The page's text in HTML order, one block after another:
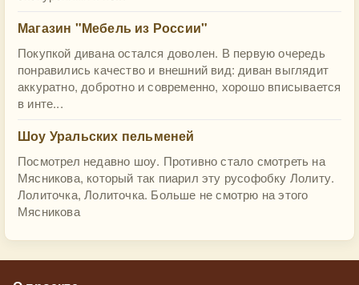
Магазин "Мебель из России"
Покупкой дивана остался доволен. В первую очередь
понравились качество и внешний вид: диван выглядит
аккуратно, добротно и современно, хорошо вписывается
в инте...
Шоу Уральских пельменей
Посмотрел недавно шоу. Противно стало смотреть на
Мясникова, который так пиарил эту русофобку Лолиту.
Лолиточка, Лолиточка. Больше не смотрю на этого
Мясникова